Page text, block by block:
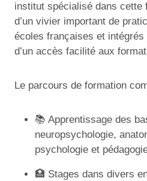
institut spécialisé dans cette
d’un vivier important de
écoles françaises et
d’un accès facilité aux
Le parcours de formation
📚 Apprentissage des
neuropsychologie,
psychologie et
🏥 Stages dans divers